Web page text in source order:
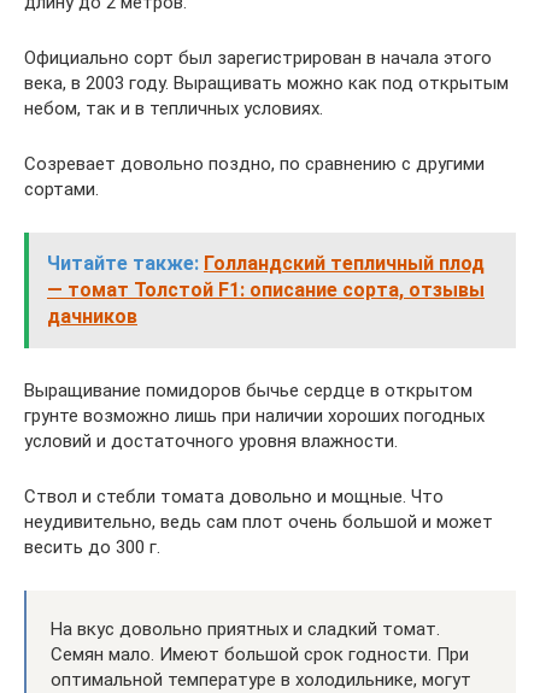
Официально сорт был зарегистрирован в начала этого
века, в 2003 году. Выращивать можно как под открытым
небом, так и в тепличных условиях.
Созревает довольно поздно, по сравнению с другими
сортами.
Читайте также: Голландский тепличный плод
— томат Толстой F1: описание сорта, отзывы
дачников
Выращивание помидоров бычье сердце в открытом
грунте возможно лишь при наличии хороших погодных
условий и достаточного уровня влажности.
Ствол и стебли томата довольно и мощные. Что
неудивительно, ведь сам плот очень большой и может
весить до 300 г.
На вкус довольно приятных и сладкий томат.
Семян мало. Имеют большой срок годности. При
оптимальной температуре в холодильнике, могут